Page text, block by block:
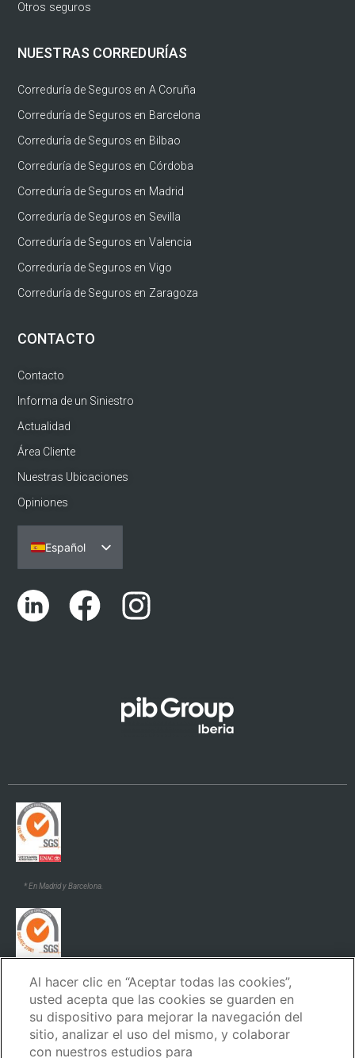
Otros seguros
NUESTRAS CORREDURÍAS
Correduría de Seguros en A Coruña
Correduría de Seguros en Barcelona
Correduría de Seguros en Bilbao
Correduría de Seguros en Córdoba
Correduría de Seguros en Madrid
Correduría de Seguros en Sevilla
Correduría de Seguros en Valencia
Correduría de Seguros en Vigo
Correduría de Seguros en Zaragoza
CONTACTO
Contacto
Informa de un Siniestro
Actualidad
Área Cliente
Nuestras Ubicaciones
Opiniones
Español
Português
English (UK)
* En Madrid y Barcelona.
Al hacer clic en “Aceptar todas las cookies”,
usted acepta que las cookies se guarden en
su dispositivo para mejorar la navegación del
sitio, analizar el uso del mismo, y colaborar
con nuestros estudios para